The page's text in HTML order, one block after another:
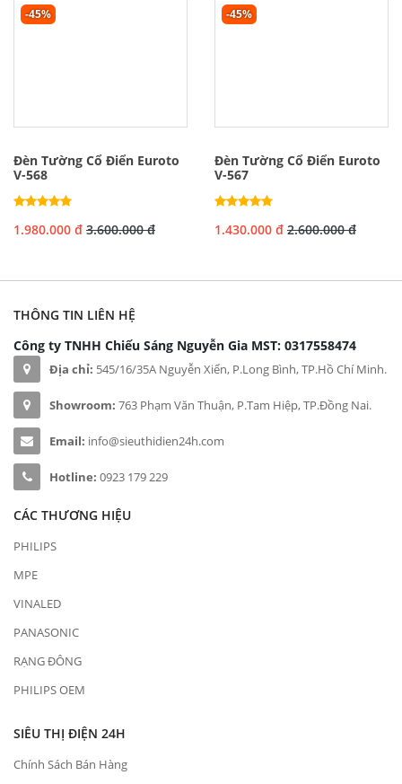
-45%
Đèn Tường Cổ Điển Euroto
V-568
1.980.000 đ 3.600.000 đ
-45%
Đèn Tường Cổ Điển Euroto
V-567
1.430.000 đ 2.600.000 đ
THÔNG TIN LIÊN HỆ
Công ty TNHH Chiếu Sáng Nguyễn Gia MST: 0317558474
Địa chỉ: 545/16/35A Nguyễn Xiển, P.Long Bình, TP.Hồ Chí Minh.
Showroom: 763 Phạm Văn Thuận, P.Tam Hiệp, TP.Đồng Nai.
Email: info@sieuthidien24h.com
Hotline: 0923 179 229
CÁC THƯƠNG HIỆU
PHILIPS
MPE
VINALED
PANASONIC
RẠNG ĐÔNG
PHILIPS OEM
SIÊU THỊ ĐIỆN 24H
Chính Sách Bán Hàng